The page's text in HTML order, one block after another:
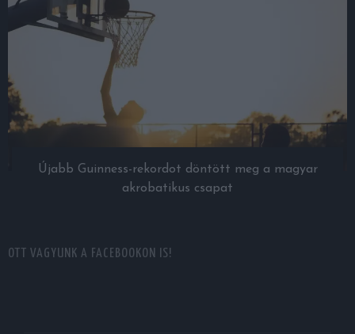
Újabb Guinness-rekordot döntött meg a magyar
akrobatikus csapat
OTT VAGYUNK A FACEBOOKON IS!